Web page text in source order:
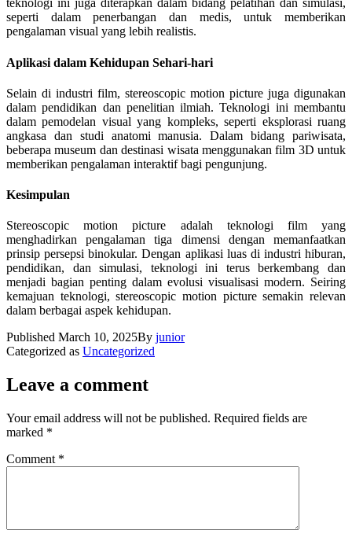
teknologi ini juga diterapkan dalam bidang pelatihan dan simulasi,
seperti dalam penerbangan dan medis, untuk memberikan
pengalaman visual yang lebih realistis.
Aplikasi dalam Kehidupan Sehari-hari
Selain di industri film, stereoscopic motion picture juga digunakan
dalam pendidikan dan penelitian ilmiah. Teknologi ini membantu
dalam pemodelan visual yang kompleks, seperti eksplorasi ruang
angkasa dan studi anatomi manusia. Dalam bidang pariwisata,
beberapa museum dan destinasi wisata menggunakan film 3D untuk
memberikan pengalaman interaktif bagi pengunjung.
Kesimpulan
Stereoscopic motion picture adalah teknologi film yang
menghadirkan pengalaman tiga dimensi dengan memanfaatkan
prinsip persepsi binokular. Dengan aplikasi luas di industri hiburan,
pendidikan, dan simulasi, teknologi ini terus berkembang dan
menjadi bagian penting dalam evolusi visualisasi modern. Seiring
kemajuan teknologi, stereoscopic motion picture semakin relevan
dalam berbagai aspek kehidupan.
Published March 10, 2025By junior
Categorized as Uncategorized
Leave a comment
Your email address will not be published. Required fields are
marked *
Comment *